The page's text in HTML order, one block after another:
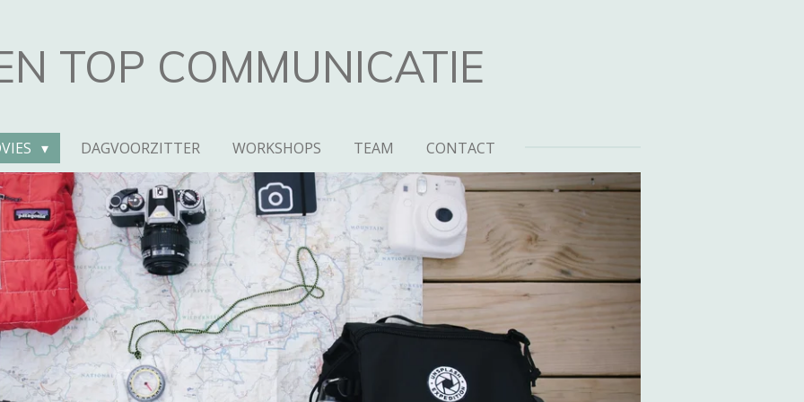
TOP COMMUNICATIE
DAGVOORZITTER WORKSHOPS TEAM CONTACT